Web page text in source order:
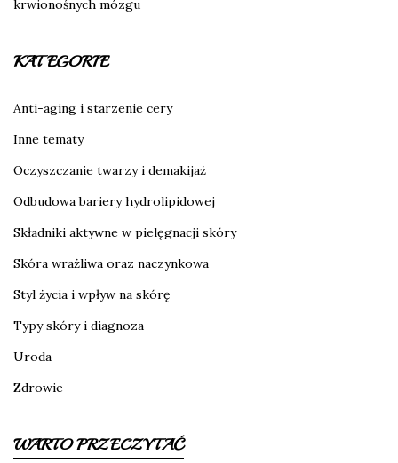
krwionośnych mózgu
KATEGORIE
Anti-aging i starzenie cery
Inne tematy
Oczyszczanie twarzy i demakijaż
Odbudowa bariery hydrolipidowej
Składniki aktywne w pielęgnacji skóry
Skóra wrażliwa oraz naczynkowa
Styl życia i wpływ na skórę
Typy skóry i diagnoza
Uroda
Zdrowie
WARTO PRZECZYTAĆ